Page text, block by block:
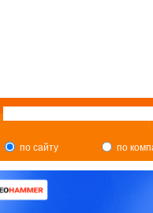
по сайту по